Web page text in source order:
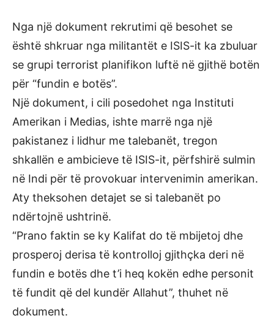
Nga një dokument rekrutimi që besohet se
është shkruar nga militantët e ISIS-it ka zbuluar
se grupi terrorist planifikon luftë në gjithë botën
për “fundin e botës”.
Një dokument, i cili posedohet nga Instituti
Amerikan i Medias, ishte marrë nga një
pakistanez i lidhur me talebanët, tregon
shkallën e ambicieve të ISIS-it, përfshirë sulmin
në Indi për të provokuar intervenimin amerikan.
Aty theksohen detajet se si talebanët po
ndërtojnë ushtrinë.
“Prano faktin se ky Kalifat do të mbijetoj dhe
prosperoj derisa të kontrolloj gjithçka deri në
fundin e botës dhe t’i heq kokën edhe personit
të fundit që del kundër Allahut”, thuhet në
dokument.